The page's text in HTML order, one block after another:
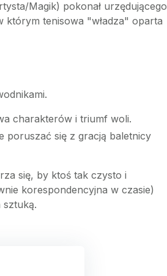
Magik) pokonał urzędującego
którym tenisowa "władza" oparta
charakterów i triumf woli.
poruszać się z gracją baletnicy
się, by ktoś tak czysto i
korespondencyjna w czasie)
sztuką.